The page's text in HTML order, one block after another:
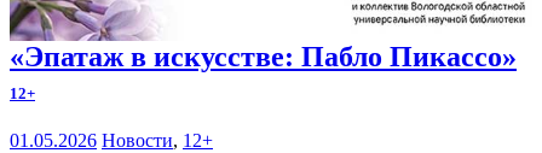
«Эпатаж в искусстве: Пабло Пикассо»
12+
01.05.2026 Новости, 12+